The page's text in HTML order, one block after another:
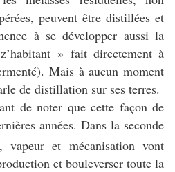
peuvent être distillées et
à se développer aussi la
» fait directement à
Mais à aucun moment
de distillation sur ses terres.
que cette façon de
années. Dans la seconde
et mécanisation vont
et bouleverser toute la